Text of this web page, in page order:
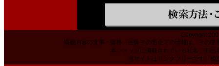
Copyright
掲載内容の文章・価格・画像その他全ての情報は、その
本ショップに掲載されている社名、商
当サイトはリンクフリーです。相